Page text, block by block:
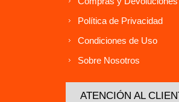
Política de Privacidad
Condiciones de Uso
Sobre Nosotros
ATENCIÓN AL